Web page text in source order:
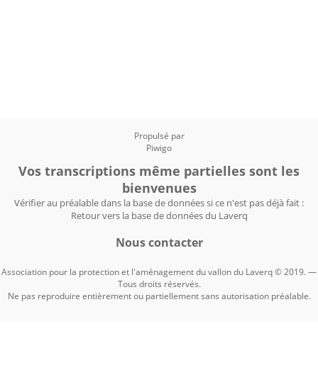
Propulsé par
Piwigo
Vos transcriptions même partielles sont les
bienvenues
Vérifier au préalable dans la base de données si ce n'est pas déjà fait :
Retour vers la base de données du Laverq
Nous contacter
Association pour la protection et l'aménagement du vallon du Laverq © 2019. —
Tous droits réservés.
Ne pas reproduire entièrement ou partiellement sans autorisation préalable.